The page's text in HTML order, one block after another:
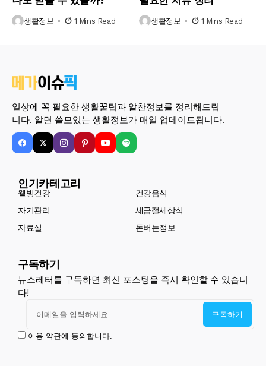
생활정보 1 Mins Read 생활정보 1 Mins Read
일상에 꼭 필요한 생활꿀팁과 알찬정보를 정리해드립
니다. 알면 쓸모있는 생활정보가 매일 업데이트됩니다.
인기카테고리
웰빙건강
건강음식
자기관리
세금절세상식
자료실
돈버는정보
구독하기
뉴스레터를 구독하면 최신 포스팅을 즉시 확인할 수 있습니
다!
이용 약관에 동의합니다.